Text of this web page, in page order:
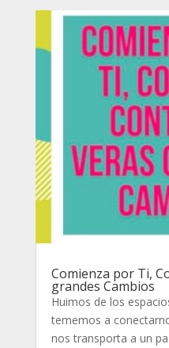
Comienza por Ti,
grandes Cambios
Huimos de los
tememos a
nos transporta a un